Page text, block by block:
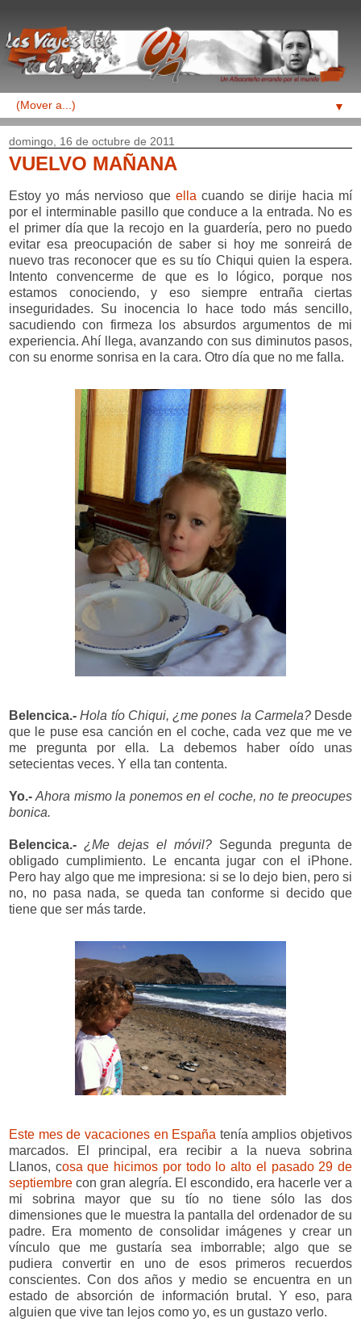
▼
domingo, 16 de octubre de 2011
VUELVO MAÑANA
Estoy yo más nervioso queellacuando se dirije hacia mí
por el interminable pasillo que conduce a la entrada. No es
el primer día que la recojo en la guardería, pero no puedo
evitar esa preocupación de saber si hoy me sonreirá de
nuevo tras reconocer que es su tío Chiqui quien la espera.
Intento convencerme de que es lo lógico, porque nos
estamos conociendo, y eso siempre entraña ciertas
inseguridades. Su inocencia lo hace todo más sencillo,
sacudiendo con firmeza los absurdos argumentos de mi
experiencia. Ahí llega, avanzando con sus diminutos pasos,
con su enorme sonrisa en la cara. Otro día que no me falla.
Belencica.- Hola tío Chiqui, ¿me pones la Carmela?Desde
que le puse esa canción en el coche, cada vez que me ve
me pregunta por ella. La debemos haber oído unas
setecientas veces. Y ella tan contenta.
Yo.-Ahora mismo la ponemos en el coche, no te preocupes
bonica.
Belencica.- ¿Me dejas el móvil? Segunda pregunta de
obligado cumplimiento. Le encanta jugar con el iPhone.
Pero hay algo que me impresiona: si se lo dejo bien, pero si
no, no pasa nada, se queda tan conforme si decido que
tiene que ser más tarde.
Este mes de vacaciones en España tenía amplios objetivos
marcados. El principal, era recibir a la nueva sobrina
Llanos, cosa que hicimos por todo lo alto el pasado 29 de
septiembre con gran alegría. El escondido, era hacerle ver a
mi sobrina mayor que su tío no tiene sólo las dos
dimensiones que le muestra la pantalla del ordenador de su
padre. Era momento de consolidar imágenes y crear un
vínculo que me gustaría sea imborrable; algo que se
pudiera convertir en uno de esos primeros recuerdos
conscientes. Con dos años y medio se encuentra en un
estado de absorción de información brutal. Y eso, para
alguien que vive tan lejos como yo, es un gustazo verlo.